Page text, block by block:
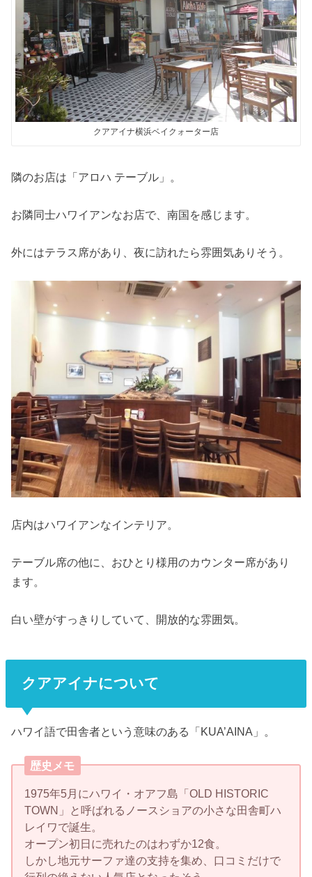
クアアイナ横浜ベイクォーター店
隣のお店は「アロハ テーブル」。
お隣同士ハワイアンなお店で、南国を感じます。
外にはテラス席があり、夜に訪れたら雰囲気ありそう。
店内はハワイアンなインテリア。
テーブル席の他に、おひとり様用のカウンター席があり
ます。
白い壁がすっきりしていて、開放的な雰囲気。
クアアイナについて
ハワイ語で田舎者という意味のある「KUA’AINA」。
歴史メモ
1975年5月にハワイ・オアフ島「OLD HISTORIC
TOWN」と呼ばれるノースショアの小さな田舎町ハ
レイワで誕生。
オープン初日に売れたのはわずか12食。
しかし地元サーファ達の支持を集め、口コミだけで